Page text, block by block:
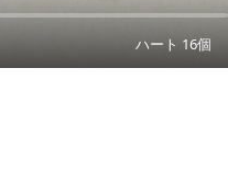
ハート 16個